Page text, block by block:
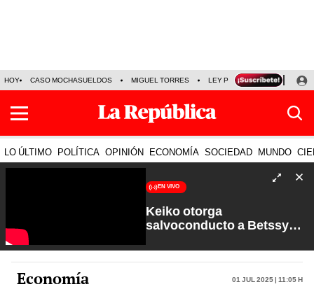
HOY CASO MOCHASUELDOS MIGUEL TORRES LEY PULPÍN PRECIO DEL
LO ÚLTIMO POLÍTICA OPINIÓN ECONOMÍA SOCIEDAD MUNDO
EN VIVO
Keiko otorga
salvoconducto a Betssy
Petroperú | Sin Guion con
Rosa María Palacios
Economía 01 Jul 2025 | 11:05 h